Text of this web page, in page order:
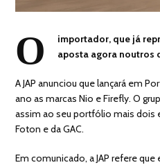
O
importador, que já
aposta agora noutros
A JAP anunciou que lançará em
ano as marcas Nio e Firefly. O
assim ao seu portfólio mais dois
Foton e da GAC.
Em comunicado, a JAP refere